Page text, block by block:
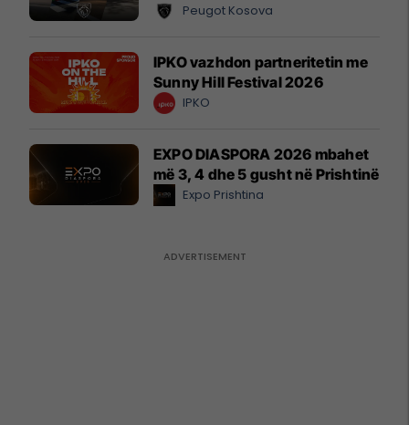
Peugot Kosova
IPKO vazhdon partneritetin me
Sunny Hill Festival 2026
IPKO
EXPO DIASPORA 2026 mbahet
më 3, 4 dhe 5 gusht në Prishtinë
Expo Prishtina